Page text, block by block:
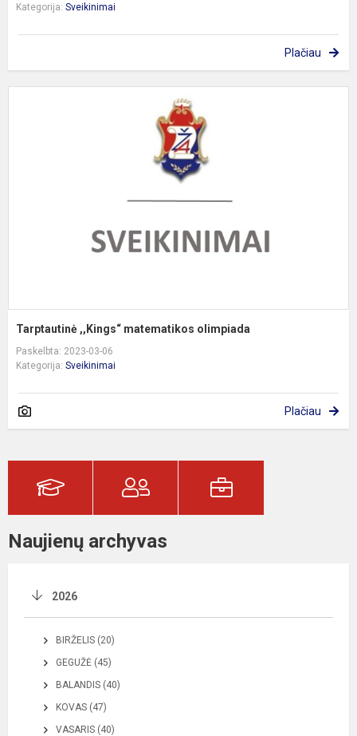
Kategorija: Sveikinimai
Plačiau
Tarptautinė ,,Kings“ matematikos olimpiada
Paskelbta: 2023-03-06
Kategorija: Sveikinimai
Plačiau
Naujienų archyvas
2026
BIRŽELIS (20)
GEGUŽĖ (45)
BALANDIS (40)
KOVAS (47)
VASARIS (40)